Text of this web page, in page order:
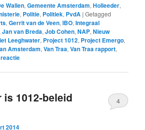
Wallen,Gemeente Amsterdam,Holleeder,
, Politie, Politiek, PvdA |Getagged
,Gerrit van de Veen,IBO,Integraal
,Jan van Breda,Job Cohen,NAP,Nieuw
Leeghwater, Project 1012, Project Emergo,
Amsterdam,Van Traa,Van Traa rapport,
reactie
is 1012-beleid
2014
4